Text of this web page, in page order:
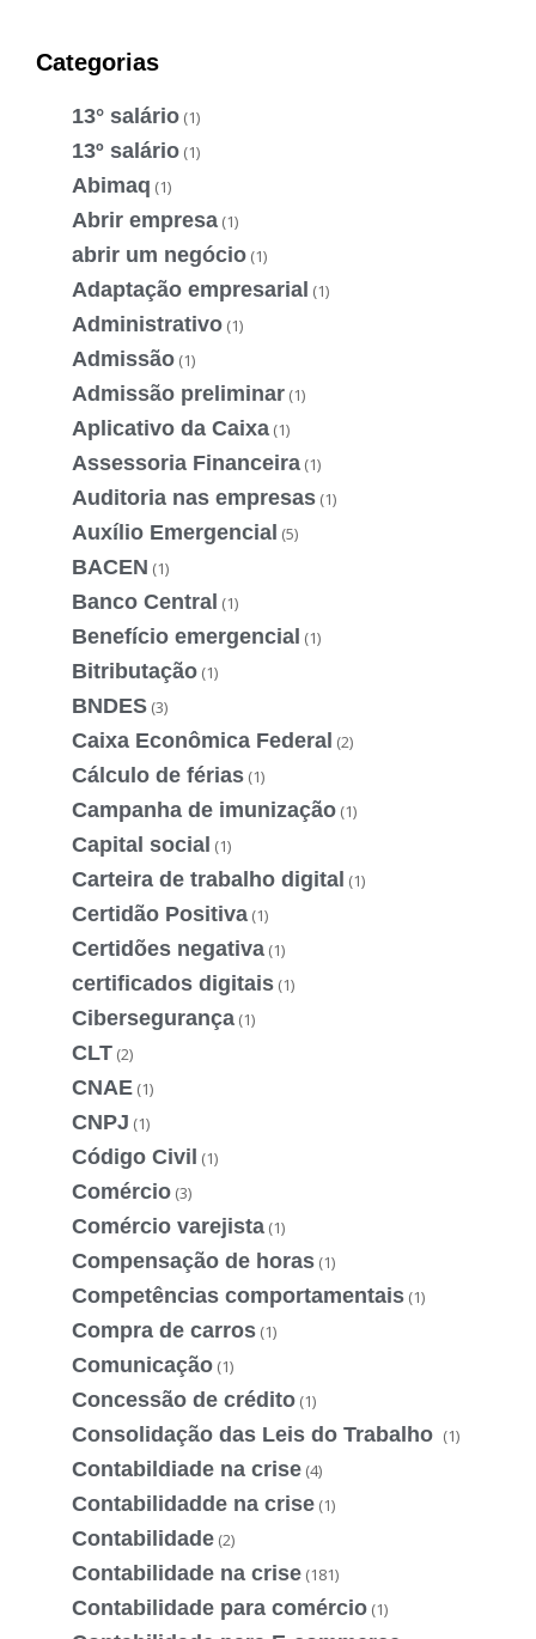
Categorias
13° salário (1)
13º salário (1)
Abimaq (1)
Abrir empresa (1)
abrir um negócio (1)
Adaptação empresarial (1)
Administrativo (1)
Admissão (1)
Admissão preliminar (1)
Aplicativo da Caixa (1)
Assessoria Financeira (1)
Auditoria nas empresas (1)
Auxílio Emergencial (5)
BACEN (1)
Banco Central (1)
Benefício emergencial (1)
Bitributação (1)
BNDES (3)
Caixa Econômica Federal (2)
Cálculo de férias (1)
Campanha de imunização (1)
Capital social (1)
Carteira de trabalho digital (1)
Certidão Positiva (1)
Certidões negativa (1)
certificados digitais (1)
Cibersegurança (1)
CLT (2)
CNAE (1)
CNPJ (1)
Código Civil (1)
Comércio (3)
Comércio varejista (1)
Compensação de horas (1)
Competências comportamentais (1)
Compra de carros (1)
Comunicação (1)
Concessão de crédito (1)
Consolidação das Leis do Trabalho (1)
Contabildiade na crise (4)
Contabilidadde na crise (1)
Contabilidade (2)
Contabilidade na crise (181)
Contabilidade para comércio (1)